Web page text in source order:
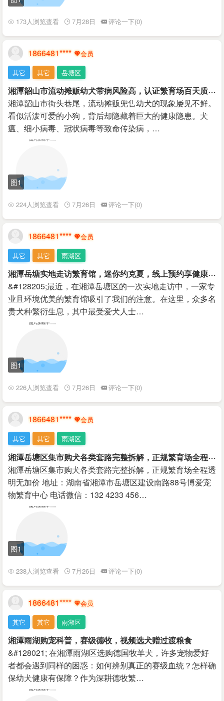
173人浏览查看 7月28日 评论一下(0)
1866481****
其它 其它 岳塘区
湘
潭韶山市流动摊贩幼犬带病风险高，认证繁育场百天质保更放心
湘潭韶山市街头巷尾，流动摊贩兜售幼犬的现象屡见不鲜。
看似活泼可爱的小狗，背后却隐藏着巨大的健康隐患。犬
瘟、细小病毒、冠状病毒等致命传染病，…
图1
224人浏览查看 7月26日 评论一下(0)
1866481****
其它 其它 雨湖区
湘
潭岳塘实地走访繁育馆，迷你约克夏，线上预约享健康保障
&#128205;最近，在湘潭岳塘区的一次实地走访中，一家专
业且环境优美的繁育馆吸引了我们的注意。在这里，众多名
贵犬种繁衍生息，其中最受爱犬人士…
图1
226人浏览查看 7月26日 评论一下(0)
1866481****
其它 其它 雨湖区
湘
潭岳塘区集市购犬各类套路完整拆解，正规繁育场全程透明无加价
湘潭岳塘区集市购犬各类套路完整拆解，正规繁育场全程透
明无加价 地址：湖南省湘潭市岳塘区建设南路88号博爱宠
物繁育中心 电话微信：132 4233 456…
图1
238人浏览查看 7月26日 评论一下(0)
1866481****
其它 其它 雨湖区
湘潭雨湖购宠科普，赛级德牧，视频选犬赠过渡粮食
&#128021; 在湘潭雨湖区选购德国牧羊犬，许多宠物爱好
者都会遇到同样的困惑：如何辨别真正的赛级血统？怎样确
保幼犬健康有保障？作为深耕德牧繁…